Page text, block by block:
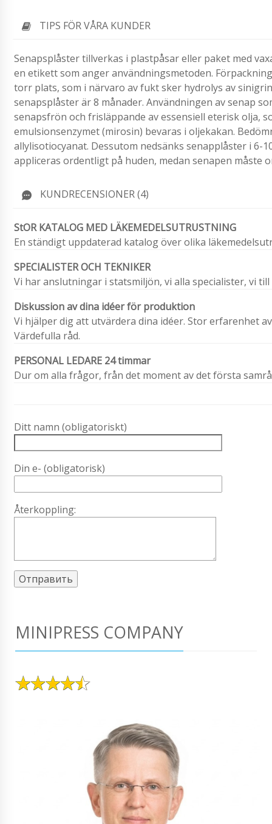
TIPS FÖR VÅRA KUNDER
Senapsplåster tillverkas i plastpåsar eller paket med
en etikett som anger användningsmetoden.
torr plats, som i närvaro av fukt sker hydrolys av
senapsplåster är 8 månader. Användningen av senap
senapsfrön och frisläppande av essensiell eterisk olja,
emulsionsenzymet (mirosin) bevaras i oljekakan.
allylisotiocyanat. Dessutom nedsänks senapplåster i 6-
appliceras ordentligt på huden, medan senapen
KUNDRECENSIONER (4)
StOR KATALOG MED LÄKEMEDELSUTRUSTNING
En ständigt uppdaterad katalog över olika
SPECIALISTER OCH TEKNIKER
Vi har anslutningar i statsmiljön, vi alla specialister, vi
Diskussion av dina idéer för produktion
Vi hjälper dig att utvärdera dina idéer. Stor erfarenhet
Värdefulla råd.
PERSONAL LEDARE 24 timmar
Dur om alla frågor, från det moment av det första
Ditt namn (obligatoriskt)
Din e- (obligatorisk)
Återkoppling:
MINIPRESS COMPANY